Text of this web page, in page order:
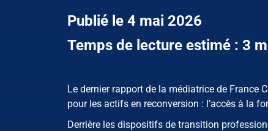
Publié le 4 mai 2026
Temps de lecture estimé : 3
Le dernier rapport de la médiatrice de France
pour les actifs en reconversion : l’accès à la
Derrière les dispositifs de transition